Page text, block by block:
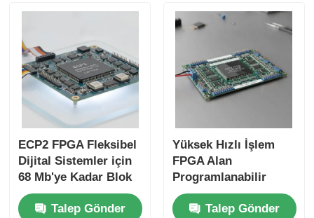
Zamanı ile
ECP2 FPGA Fleksibel
Dijital Sistemler için
68 Mb'ye Kadar Blok
RAM ve 6 Us
Düzeltme Zamanı ile
Talep Gönder
Yüksek Hızlı İşlem
FPGA Alan
Programlanabilir
Geçit Dizisi ECP2
Analog Güçlendirme
Talep Gönder